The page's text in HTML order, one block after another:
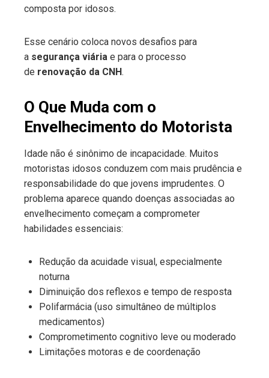
composta por idosos.
Esse cenário coloca novos desafios para
a segurança viária e para o processo
de renovação da CNH.
O Que Muda com o
Envelhecimento do Motorista
Idade não é sinônimo de incapacidade. Muitos
motoristas idosos conduzem com mais prudência e
responsabilidade do que jovens imprudentes. O
problema aparece quando doenças associadas ao
envelhecimento começam a comprometer
habilidades essenciais:
Redução da acuidade visual, especialmente
noturna
Diminuição dos reflexos e tempo de resposta
Polifarmácia (uso simultâneo de múltiplos
medicamentos)
Comprometimento cognitivo leve ou moderado
Limitações motoras e de coordenação